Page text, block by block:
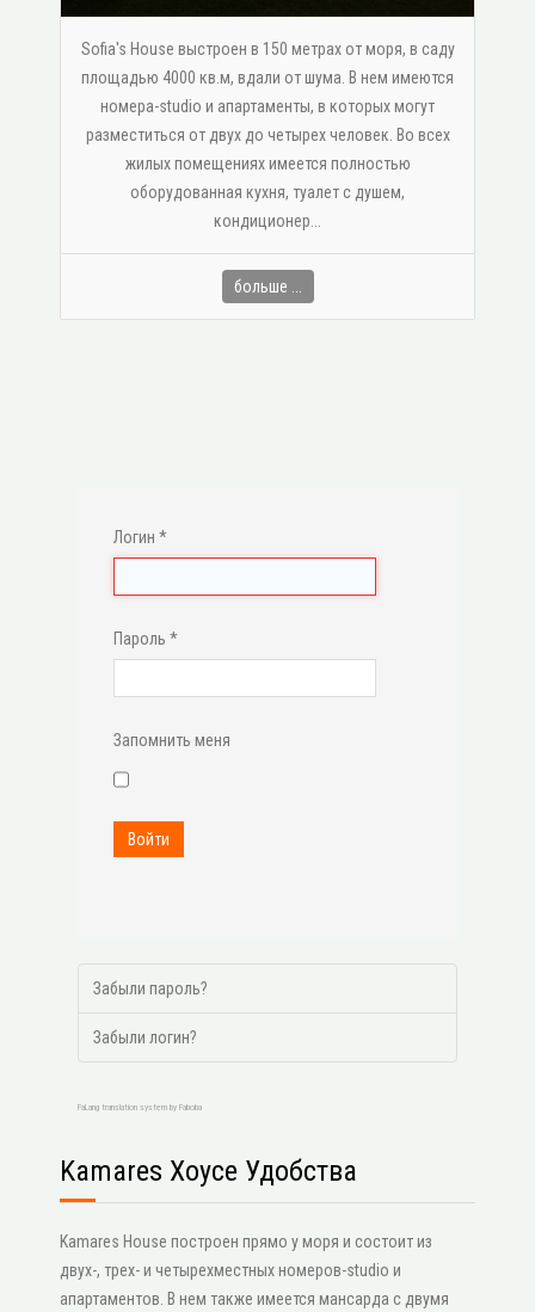
Sofia's House выстроен в 150 метрах от моря, в саду
площадью 4000 кв.м, вдали от шума. В нем имеются
номера-studio и апартаменты, в которых могут
разместиться от двух до четырех человек. Во всех
жилых помещениях имеется полностью
оборудованная кухня, туалет с душем,
κондиционер...
больше ...
Логин *
Пароль *
Запомнить меня
Войти
Забыли пароль?
Забыли логин?
FaLang translation system by Faboba
Kamares Хоусе Удобства
Kamares House построен прямо у моря и состоит из
двух-, трех- и четырехместных номеров-studio и
апартаментов. В нем также имеется мансарда с двумя